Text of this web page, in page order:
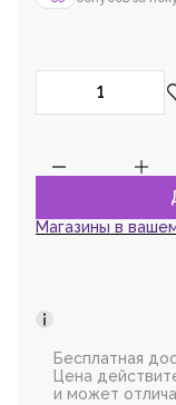
Магазины в
Бесплатная
Цена
и может